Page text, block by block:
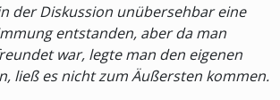
der Diskussion unübersehbar eine
entstanden, aber da man
war, legte man den eigenen
ließ es nicht zum Äußersten kommen.